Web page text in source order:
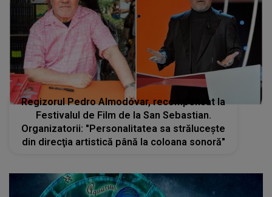
Regizorul Pedro Almodóvar, recompensat la
Festivalul de Film de la San Sebastian.
Organizatorii: "Personalitatea sa străluceşte
din direcţia artistică până la coloana sonoră"